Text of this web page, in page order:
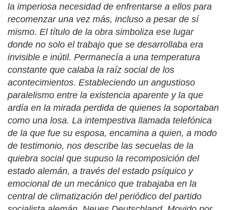
la imperiosa necesidad de enfrentarse a ellos para
recomenzar una vez más, incluso a pesar de sí
mismo. El título de la obra simboliza ese lugar
donde no solo el trabajo que se desarrollaba era
invisible e inútil. Permanecía a una temperatura
constante que calaba la raíz social de los
acontecimientos. Estableciendo un angustioso
paralelismo entre la existencia aparente y la que
ardía en la mirada perdida de quienes la soportaban
como una losa. La intempestiva llamada telefónica
de la que fue su esposa, encamina a quien, a modo
de testimonio, nos describe las secuelas de la
quiebra social que supuso la recomposición del
estado alemán, a través del estado psíquico y
emocional de un mecánico que trabajaba en la
central de climatización del periódico del partido